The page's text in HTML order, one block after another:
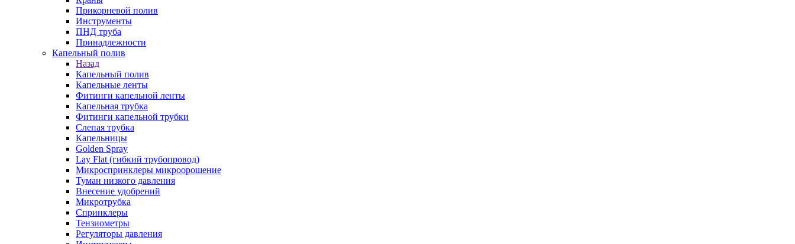
Прикорневой полив
Инструменты
ПНД труба
Принадлежности
Капельный полив
Назад
Капельный полив
Капельные ленты
Фитинги капельной ленты
Капельная трубка
Фитинги капельной трубки
Слепая трубка
Капельницы
Golden Spray
Lay Flat (гибкий трубопровод)
Микроспринклеры микроорошение
Туман низкого давления
Внесение удобрений
Микротрубка
Спринклеры
Тензиометры
Регуляторы давления